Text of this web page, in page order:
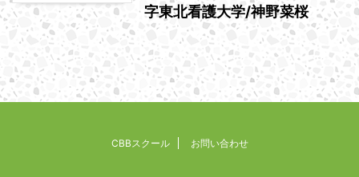
字東北看護大学/神野菜桜
CBBスクール お問い合わせ